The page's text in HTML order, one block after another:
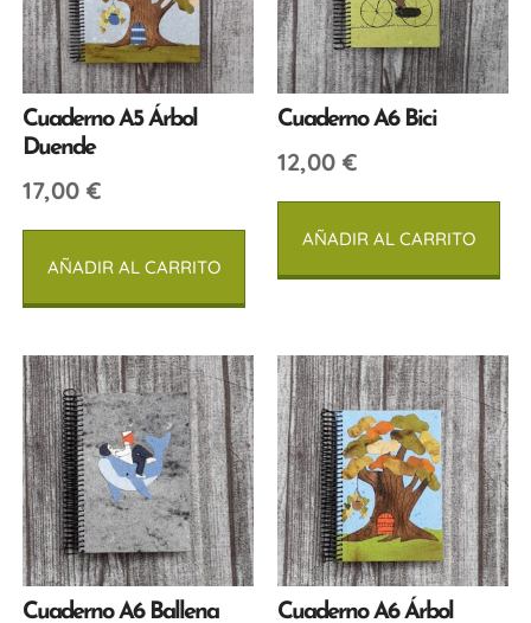
Cuaderno A5 Árbol
Duende
17,00 €
AÑADIR AL CARRITO
Cuaderno A6 Bici
12,00 €
AÑADIR AL CARRITO
Cuaderno A6 Ballena
Cuaderno A6 Árbol